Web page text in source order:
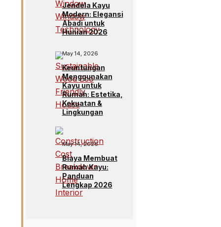
Jendela Kayu
Modern: Elegansi
Abadi untuk
Hunian 2026
May 14, 2026
Keuntungan
Menggunakan
Kayu untuk
Rumah: Estetika,
Kekuatan &
Lingkungan
May 14, 2026
Biaya Membuat
Rumah Kayu:
Panduan
Lengkap 2026